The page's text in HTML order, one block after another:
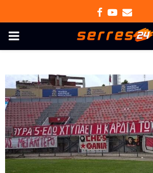
Facebook
Youtube
Email
PRIMARY